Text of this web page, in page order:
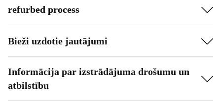
refurbed process
Bieži uzdotie jautājumi
Informācija par izstrādājuma drošumu un
atbilstību